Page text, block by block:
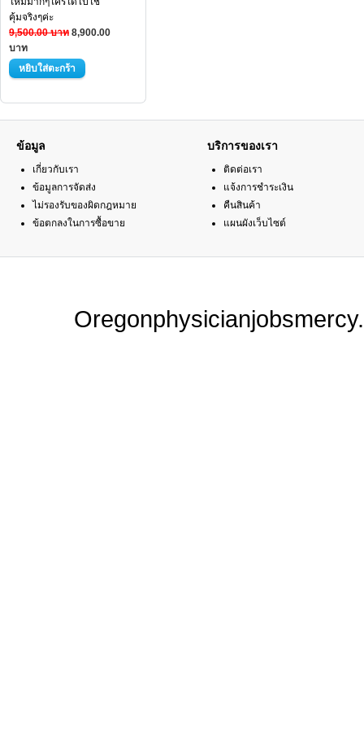
คุ้มจริงๆค่ะ
9,500.00 บาท 8,900.00
บาท
ข้อมูล
เกี่ยวกับเรา
ข้อมูลการจัดส่ง
ไม่รองรับของผิดกฎหมาย
ข้อตกลงในการซื้อขาย
บริการของเรา
ติดต่อเรา
แจ้งการชำระเงิน
คืนสินค้า
แผนผังเว็บไซต์